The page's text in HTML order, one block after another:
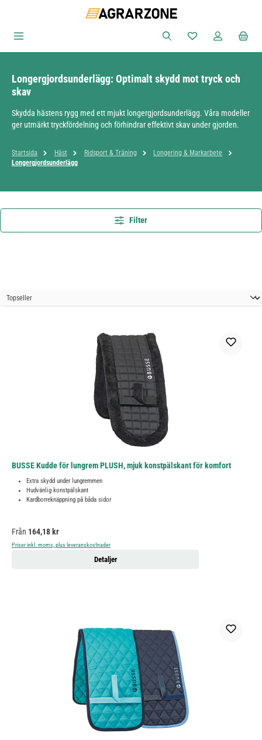
Du har 0 objekt i
Longergjordsunderlägg: Optimalt skydd mot tryck och
skav
Skydda hästens rygg med ett mjukt longergjordsunderlägg. Våra modeller
ger utmärkt tryckfördelning och förhindrar effektivt skav under gjorden.
Startsida Häst Ridsport & Träning
Longering & Markarbete
Longergjordsunderlägg
Filter
BUSSE Kudde för lungrem PLUSH, mjuk konstpälskant för komfort
Extra skydd under lungremmen
Hudvänlig konstpälskant
Kardborreknäppning på båda sidor
Ordinarie pris:
Från 164,18 kr
Priser inkl. moms, plus leveranskostnader
Detaljer